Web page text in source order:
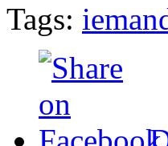
Tags: